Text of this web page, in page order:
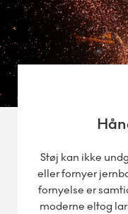
Støj kan ikke
eller fornyer
fornyelse er
moderne eltog